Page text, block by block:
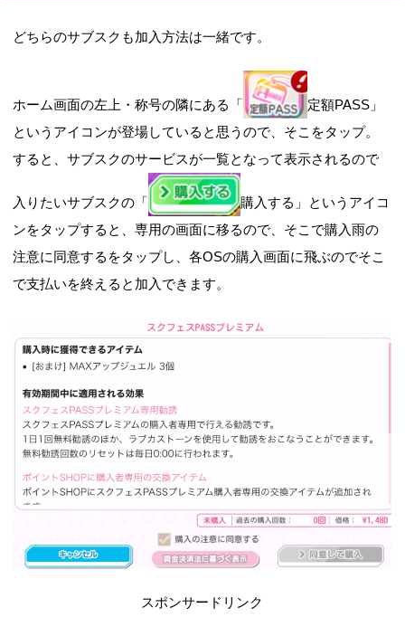
どちらのサブスクも加入方法は一緒です。
ホーム画面の左上・称号の隣にある「
定額PASS」
というアイコンが登場していると思うので、そこをタップ。
すると、サブスクのサービスが一覧となって表示されるので
入りたいサブスクの「
購入する」というアイコ
ンをタップすると、専用の画面に移るので、そこで購入雨の
注意に同意するをタップし、各OSの購入画面に飛ぶのでそこ
で支払いを終えると加入できます。
スポンサードリンク